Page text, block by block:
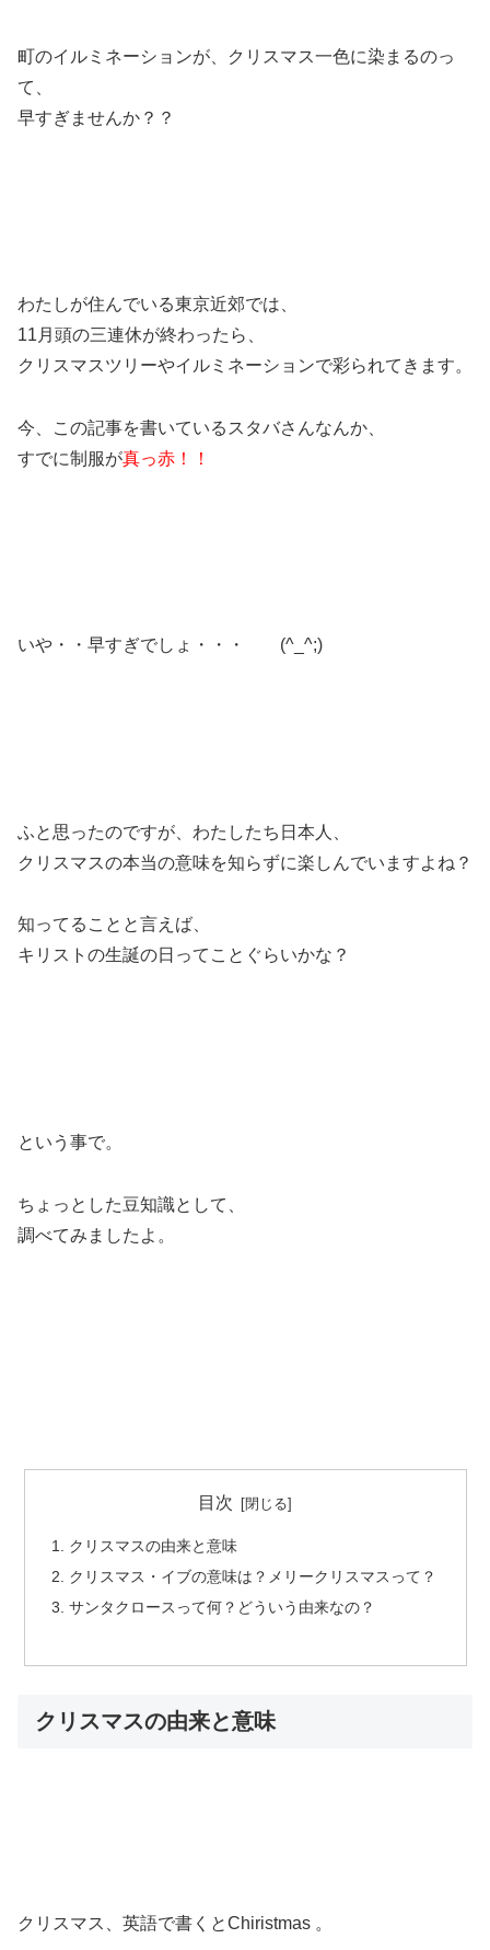
町のイルミネーションが、クリスマス一色に染まるのっ
て、
早すぎませんか？？
わたしが住んでいる東京近郊では、
11月頭の三連休が終わったら、
クリスマスツリーやイルミネーションで彩られてきます。
今、この記事を書いているスタバさんなんか、
すでに制服が真っ赤！！
いや・・早すぎでしょ・・・ (^_^;)
ふと思ったのですが、わたしたち日本人、
クリスマスの本当の意味を知らずに楽しんでいますよね？
知ってることと言えば、
キリストの生誕の日ってことぐらいかな？
という事で。
ちょっとした豆知識として、
調べてみましたよ。
目次
クリスマスの由来と意味
クリスマス・イブの意味は？メリークリスマスって？
サンタクロースって何？どういう由来なの？
クリスマスの由来と意味
クリスマス、英語で書くとChiristmas 。